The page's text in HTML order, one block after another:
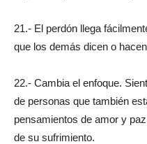
21.- El perdón llega
que los demás dicen o
22.- Cambia el enfoque.
de personas que también
pensamientos de amor y
de su sufrimiento.